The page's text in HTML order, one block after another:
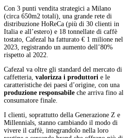
Con 3 punti vendita strategici a Milano
(circa 650m2 totali), una grande rete di
distribuzione HoReCa (più di 30 clienti in
Italia e all’estero) e 18 tonnellate di caffè
tostato, Cafezal ha fatturato € 1 milione nel
2023, registrando un aumento dell’80%
rispetto al 2022.
Cafezal va oltre gli standard del mercato di
caffetteria, valorizza i produttori e le
caratteristiche dei paesi d’origine, con una
produzione responsabile che arriva fino al
consumatore finale.
I clienti, soprattutto della Generazione Z e
Millennials, stanno cambiando il modo di
vivere il caffè, integrandolo nella loro